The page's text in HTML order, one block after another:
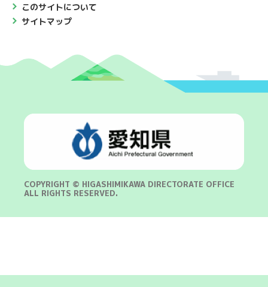
このサイトについて
サイトマップ
COPYRIGHT © HIGASHIMIKAWA DIRECTORATE OFFICE
ALL RIGHTS RESERVED.